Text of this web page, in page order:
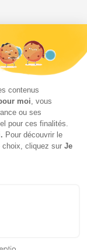
France collecte vos
politique en matière
– Tous droits
contenus
moi , vous
ou ses
pour ces finalités.
Pour découvrir le
choix, cliquez sur Je